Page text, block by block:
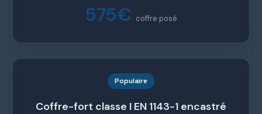
575€ coffre posé
Populaire
Coffre-fort classe I EN 1143-1 encastré